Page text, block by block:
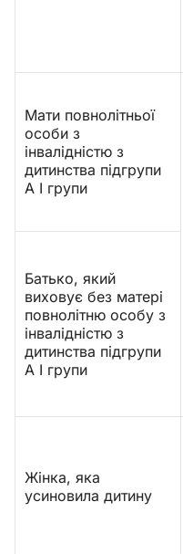
Мати повнолітньої
особи з
інвалідністю з
дитинства підгрупи
А І групи
Батько, який
виховує без матері
повнолітню особу з
інвалідністю з
дитинства підгрупи
А І групи
Жінка, яка
усиновила дитину